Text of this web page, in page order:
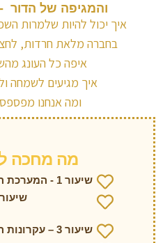
והמגיפה של הדור
איך יכול להיות שלמרות
בחברה מלאת חרדות,
איפה כל העונג
איך מגיעים לשמחה
ומה אנחנו
מה מחכה
שיעור 1 - המערכת הרגשית של האדם.
שיעור 3 – עקרונות השיטה.